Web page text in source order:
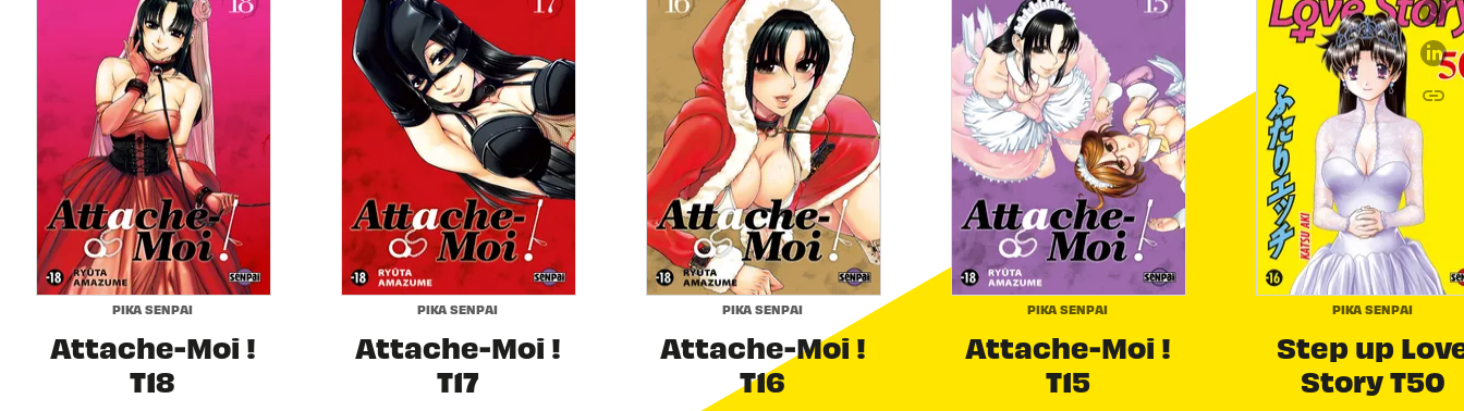
PIKA SENPAI
Attache-Moi !
T18
PIKA SENPAI
Attache-Moi !
T17
PIKA SENPAI
Attache-Moi !
T16
PIKA SENPAI
Attache-Moi !
T15
PIKA SENPAI
Step up
Story T50
link